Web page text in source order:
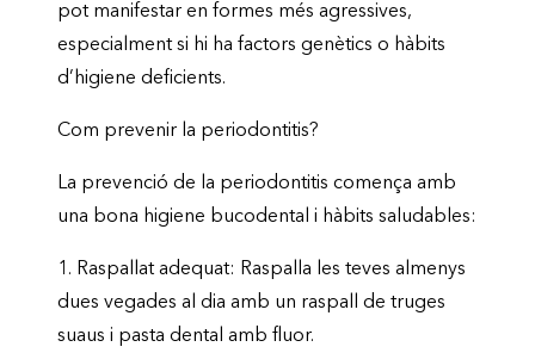
pot manifestar en formes més agressives,
especialment si hi ha factors genètics o hàbits
d’higiene deficients.
Com prevenir la periodontitis?
La prevenció de la periodontitis comença amb
una bona higiene bucodental i hàbits saludables:
1. Raspallat adequat: Raspalla les teves almenys
dues vegades al dia amb un raspall de truges
suaus i pasta dental amb fluor.